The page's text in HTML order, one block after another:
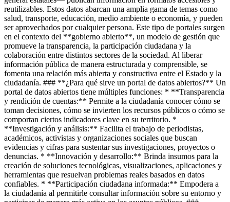
reutilizables. Estos datos abarcan una amplia gama de temas como
salud, transporte, educación, medio ambiente o economía, y pueden
ser aprovechados por cualquier persona. Este tipo de portales surgen
en el contexto del **gobierno abierto**, un modelo de gestión que
promueve la transparencia, la participación ciudadana y la
colaboración entre distintos sectores de la sociedad. Al liberar
información pública de manera estructurada y comprensible, se
fomenta una relación más abierta y constructiva entre el Estado y la
ciudadanía. ### **¿Para qué sirve un portal de datos abiertos?** Un
portal de datos abiertos tiene múltiples funciones: * **Transparencia
y rendición de cuentas:** Permite a la ciudadanía conocer cómo se
toman decisiones, cómo se invierten los recursos públicos o cómo se
comportan ciertos indicadores clave en su territorio. *
**Investigación y análisis:** Facilita el trabajo de periodistas,
académicos, activistas y organizaciones sociales que buscan
evidencias y cifras para sustentar sus investigaciones, proyectos o
denuncias. * **Innovación y desarrollo:** Brinda insumos para la
creación de soluciones tecnológicas, visualizaciones, aplicaciones y
herramientas que resuelvan problemas reales basados en datos
confiables. * **Participación ciudadana informada:** Empodera a
la ciudadanía al permitirle consultar información sobre su entorno y